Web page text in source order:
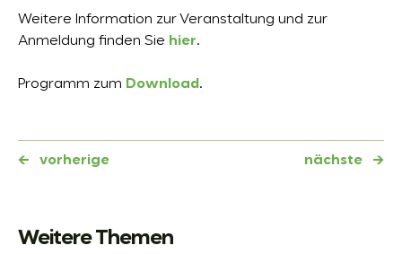
Weitere Information zur Veranstaltung und zur
Anmeldung finden Sie hier.
Programm zum Download.
← vorherige nächste →
Weitere Themen